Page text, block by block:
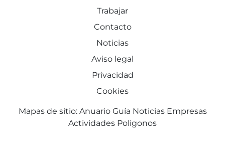
Trabajar
Contacto
Noticias
Aviso legal
Privacidad
Cookies
Mapas de sitio: Anuario Guía Noticias Empresas
Actividades Poligonos